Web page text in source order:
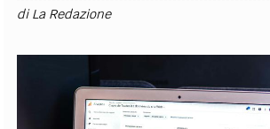
diLa Redazione